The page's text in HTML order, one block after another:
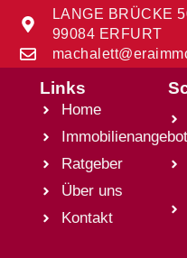
LANGE BRÜCKE
99084 ERFURT
Links
Home
Immobilienangebot
Ratgeber
Über uns
Kontakt